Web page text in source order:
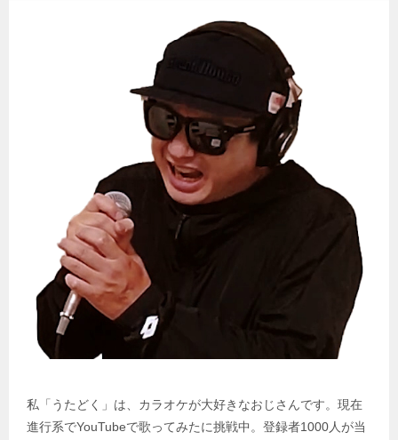
私「うたどく」は、カラオケが大好きなおじさんです。現在
進行系でYouTubeで歌ってみたに挑戦中。登録者1000人が当